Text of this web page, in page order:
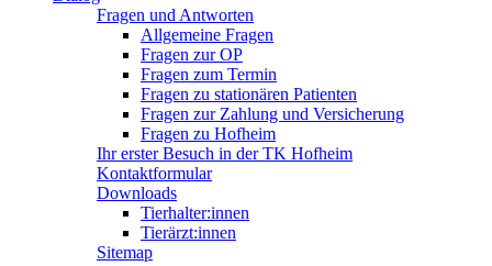
Fragen und Antworten
Allgemeine Fragen
Fragen zur OP
Fragen zum Termin
Fragen zu stationären Patienten
Fragen zur Zahlung und Versicherung
Fragen zu Hofheim
Ihr erster Besuch in der TK Hofheim
Kontaktformular
Downloads
Tierhalter:innen
Tierärzt:innen
Sitemap